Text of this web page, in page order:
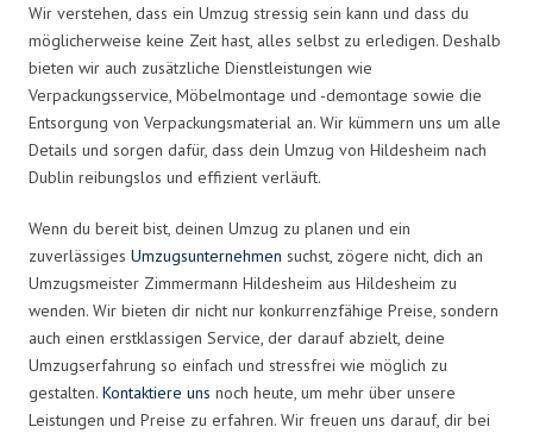
Wir verstehen, dass ein Umzug stressig sein kann und dass du
möglicherweise keine Zeit hast, alles selbst zu erledigen. Deshalb
bieten wir auch zusätzliche Dienstleistungen wie
Verpackungsservice, Möbelmontage und -demontage sowie die
Entsorgung von Verpackungsmaterial an. Wir kümmern uns um alle
Details und sorgen dafür, dass dein Umzug von Hildesheim nach
Dublin reibungslos und effizient verläuft.
Wenn du bereit bist, deinen Umzug zu planen und ein
zuverlässiges Umzugsunternehmen suchst, zögere nicht, dich an
Umzugsmeister Zimmermann Hildesheim aus Hildesheim zu
wenden. Wir bieten dir nicht nur konkurrenzfähige Preise, sondern
auch einen erstklassigen Service, der darauf abzielt, deine
Umzugserfahrung so einfach und stressfrei wie möglich zu
gestalten. Kontaktiere uns noch heute, um mehr über unsere
Leistungen und Preise zu erfahren. Wir freuen uns darauf, dir bei